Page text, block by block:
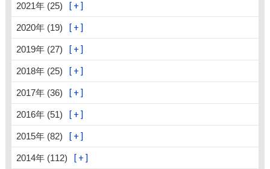
2021年 (25)
2020年 (19)
2019年 (27)
2018年 (25)
2017年 (36)
2016年 (51)
2015年 (82)
2014年 (112)